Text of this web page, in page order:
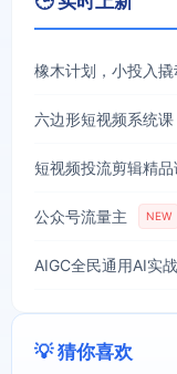
公众号流量主 NEW
💡 猜你喜欢